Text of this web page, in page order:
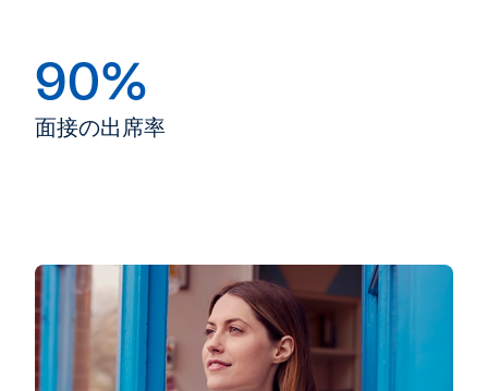
90%
面接の出席率